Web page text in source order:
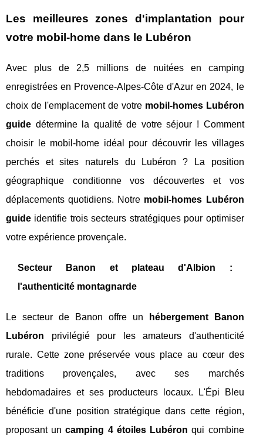
Les meilleures zones d'implantation pour
votre mobil-home dans le Lubéron
Avec plus de 2,5 millions de nuitées en camping
enregistrées en Provence-Alpes-Côte d'Azur en 2024, le
choix de l'emplacement de votre mobil-homes Lubéron
guide détermine la qualité de votre séjour ! Comment
choisir le mobil-home idéal pour découvrir les villages
perchés et sites naturels du Lubéron ? La position
géographique conditionne vos découvertes et vos
déplacements quotidiens. Notre mobil-homes Lubéron
guide identifie trois secteurs stratégiques pour optimiser
votre expérience provençale.
Secteur Banon et plateau d'Albion :
l'authenticité montagnarde
Le secteur de Banon offre un
hébergement Banon
Lubéron privilégié pour les amateurs d'authenticité
rurale. Cette zone préservée vous place au cœur des
traditions provençales, avec ses marchés
hebdomadaires et ses producteurs locaux. L'Épi Bleu
bénéficie d'une position stratégique dans cette région,
proposant uncamping 4 étoiles Lubéron qui combine